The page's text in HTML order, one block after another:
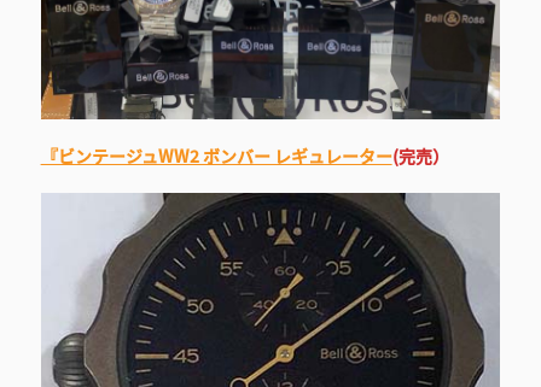
『ビンテージュWW2 ボンバー レギュレーター(完売）